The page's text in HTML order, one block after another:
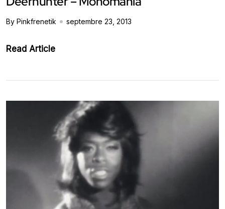
By Pinkfrenetik septembre 23, 2013
Read Article